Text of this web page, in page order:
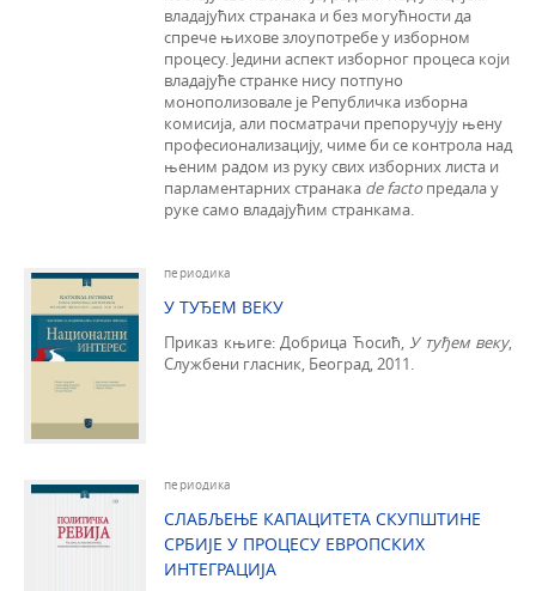
владајућих странака и без могућности да
спрече њихове злоупотребе у изборном
процесу. Једини аспект изборног процеса који
владајуће странке нису потпуно
монополизовале је Републичка изборна
комисија, али посматрачи препоручују њену
професионализацију, чиме би се контрола над
њеним радом из руку свих изборних листа и
парламентарних странака de facto предала у
руке само владајућим странкама.
периодика
У ТУЂЕМ ВЕКУ
Приказ књиге: Добрица Ћосић, У туђем веку,
Службени гласник, Београд, 2011.
периодика
СЛАБЉЕЊЕ КАПАЦИТЕТА СКУПШТИНЕ
СРБИЈЕ У ПРОЦЕСУ ЕВРОПСКИХ
ИНТЕГРАЦИЈА